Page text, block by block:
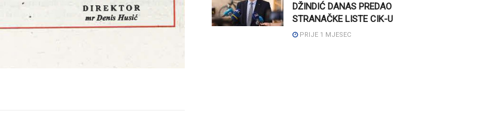
DŽINDIĆ DANAS PREDAO
STRANAČKE LISTE CIK-U
PRIJE 1 MJESEC